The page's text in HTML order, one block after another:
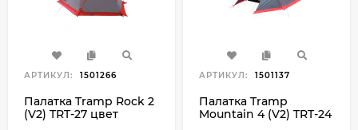
АРТИКУЛ: 1501266
Палатка Tramp Rock 2
(V2) TRT-27 цвет
АРТИКУЛ: 1501137
Палатка Tramp
Mountain 4 (V2) TRT-24